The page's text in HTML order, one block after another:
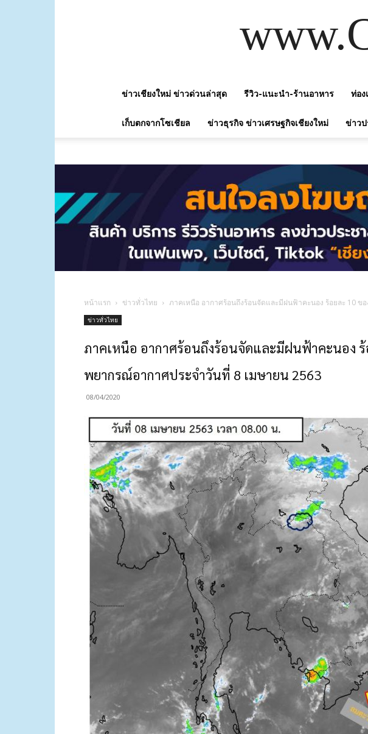
ข่าวเชียงใหม่ ข่าวด่วนล่าสุด รีวิว-แนะนำ-ร้านอาหาร ท่อง
เก็บตกจากโซเชียล ข่าวธุรกิจ ข่าวเศรษฐกิจเชียงใหม่ ข่าว
หน้าแรก ข่าวทั่วไทย ภาคเหนือ อากาศร้อนถึงร้อนจัดและมีฝนฟ้าคะนอง ร้อยละ 10
ข่าวทั่วไทย
ภาคเหนือ อากาศร้อนถึงร้อนจัดและมีฝนฟ้าคะนอง
พยากรณ์อากาศประจำวันที่ 8 เมษายน 2563
08/04/2020